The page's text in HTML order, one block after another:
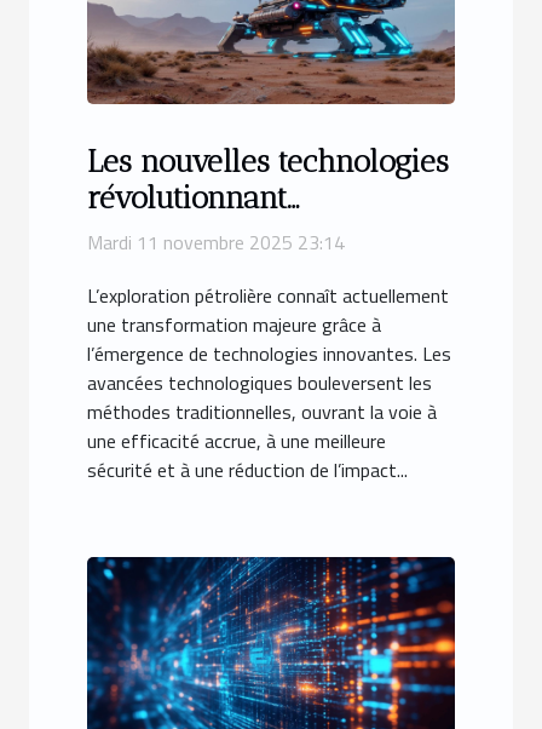
Les nouvelles technologies
révolutionnant
l'exploration pétrolière
Mardi 11 novembre 2025 23:14
L’exploration pétrolière connaît actuellement
une transformation majeure grâce à
l’émergence de technologies innovantes. Les
avancées technologiques bouleversent les
méthodes traditionnelles, ouvrant la voie à
une efficacité accrue, à une meilleure
sécurité et à une réduction de l’impact...